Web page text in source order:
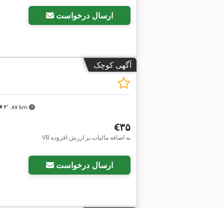
ارسال درخواست
آگهی کوچک
درخواست تصاویر بیشتر
۴٬۰۸۷ km
‎€۳۵
VB به اضافه مالیات بر ارزش افزوده
ارسال درخواست